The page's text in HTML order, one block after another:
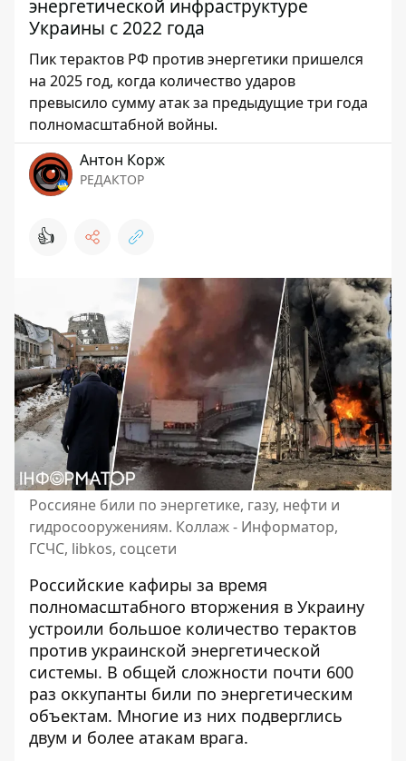
энергетической инфраструктуре
Украины с 2022 года
Пик терактов РФ против энергетики пришелся
на 2025 год, когда количество ударов
превысило сумму атак за предыдущие три года
полномасштабной войны.
Антон Корж
РЕДАКТОР
👍
Россияне били по энергетике, газу, нефти и
гидросооружениям. Коллаж - Информатор,
ГСЧС, libkos, соцсети
Российские кафиры за время
полномасштабного вторжения в Украину
устроили большое количество терактов
против украинской энергетической
системы. В общей сложности почти 600
раз оккупанты били по энергетическим
объектам. Многие из них подверглись
двум и более атакам врага.